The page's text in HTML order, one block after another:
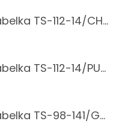
Dámska kožená kabelka TS-112-14/CHOCO
z 5 hviezdičiek.
Dámska kožená kabelka TS-112-14/PUDER
z 5 hviezdičiek.
Dámska kožená kabelka TS-98-141/GOLD